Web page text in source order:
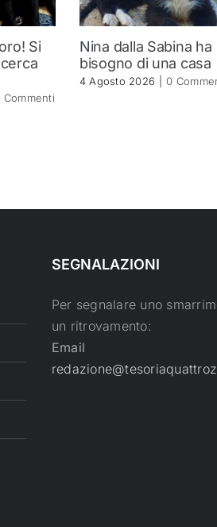
Si
Commenti
Nina dalla Sabina ha
bisogno di una casa
4 Agosto 2026 0
SEGNALAZIONI
Per segnalare uno
un ritrovamento:
Email